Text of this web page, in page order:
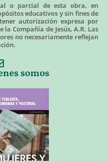
o parcial de esta obra, en
educativos y sin fines de
autorización expresa por
Compañía de Jesús, A.R. Las
no necesariamente reflejan
somos